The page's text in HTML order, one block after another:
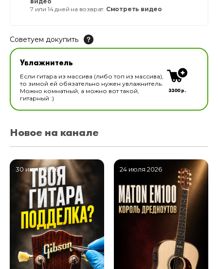
7 или 14 дней на возврат. Смотреть видео
Советуем докупить
Увлажнитель для музыкальных инструментов
В наличии
Увлажнитель
Если гитара из массива (либо топ из массива),
то зимой ей обязательно нужен увлажнитель.
Можно комнатный, а можно вот такой,
гитарный :)
3300 р.
Новое на канале
30 июля 2026 24 июля 2026